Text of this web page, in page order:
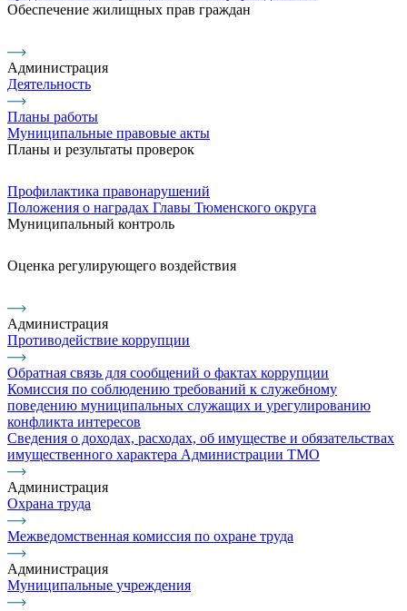
Обеспечение жилищных прав граждан
Администрация
Деятельность
Планы работы
Муниципальные правовые акты
Планы и результаты проверок
Профилактика правонарушений
Положения о наградах Главы Тюменского округа
Муниципальный контроль
Оценка регулирующего воздействия
Администрация
Противодействие коррупции
Обратная связь для сообщений о фактах коррупции
Комиссия по соблюдению требований к служебному
поведению муниципальных служащих и урегулированию
конфликта интересов
Сведения о доходах, расходах, об имуществе и обязательствах
имущественного характера Администрации ТМО
Администрация
Охрана труда
Межведомственная комиссия по охране труда
Администрация
Муниципальные учреждения